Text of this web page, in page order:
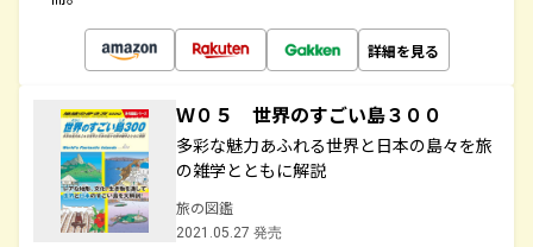
詳細を見る
Ｗ０５ 世界のすごい島３００
多彩な魅力あふれる世界と日本の島々を旅
の雑学とともに解説
旅の図鑑
2021.05.27 発売